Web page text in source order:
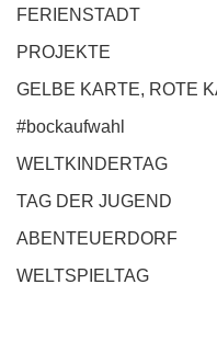
FERIENSTADT
PROJEKTE
GELBE KARTE, ROTE
#bockaufwahl
WELTKINDERTAG
TAG DER JUGEND
ABENTEUERDORF
WELTSPIELTAG